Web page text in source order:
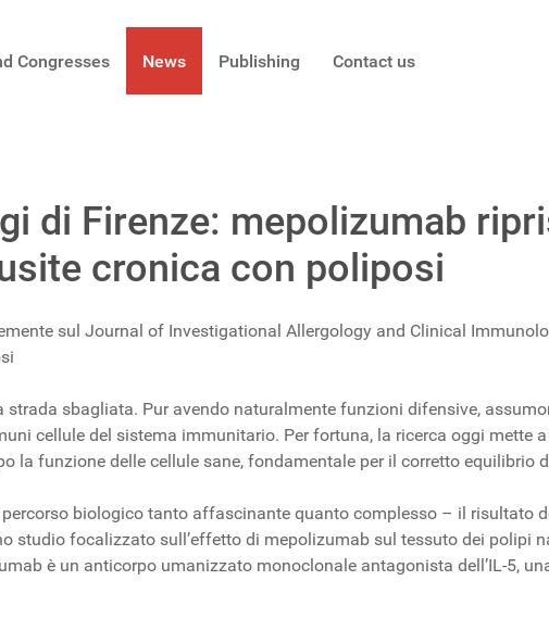
Congresses News Publishing Contact us
di Firenze: mepolizumab
cronica con poliposi
sul Journal of Investigational Allergology and Clinical
sbagliata. Pur avendo naturalmente funzioni difensive,
cellule del sistema immunitario. Per fortuna, la ricerca oggi mette
la funzione delle cellule sane, fondamentale per il corretto equilibrio
biologico tanto affascinante quanto complesso – il risultato
studio focalizzato sull’effetto di mepolizumab sul tessuto dei polipi
è un anticorpo umanizzato monoclonale antagonista dell’IL-5,